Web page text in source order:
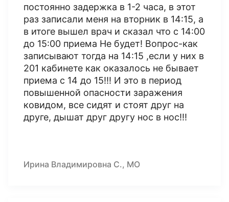
постоянно задержка в 1-2 часа, в этот
раз записали меня на вторник в 14:15, а
в итоге вышел врач и сказал что с 14:00
до 15:00 приема Не будет! Вопрос-как
записывают тогда на 14:15 ,если у них в
201 кабинете как оказалось не бывает
приема с 14 до 15!!! И это в период
повышенной опасности заражения
ковидом, все сидят и стоят друг на
друге, дышат друг другу нос в нос!!!
Ирина Владимировна С., МО